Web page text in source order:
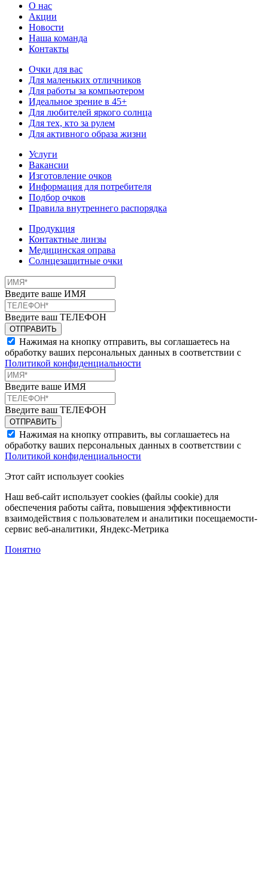
О нас
Акции
Новости
Наша команда
Контакты
Очки для вас
Для маленьких отличников
Для работы за компьютером
Идеальное зрение в 45+
Для любителей яркого солнца
Для тех, кто за рулем
Для активного образа жизни
Услуги
Вакансии
Изготовление очков
Информация для потребителя
Подбор очков
Правила внутреннего распорядка
Продукция
Контактные линзы
Медицинская оправа
Солнцезащитные очки
Введите ваше ИМЯ
Введите ваш ТЕЛЕФОН
Нажимая на кнопку отправить, вы соглашаетесь на
обработку ваших персональных данных в соответствии с
Политикой конфиденциальности
Введите ваше ИМЯ
Введите ваш ТЕЛЕФОН
Нажимая на кнопку отправить, вы соглашаетесь на
обработку ваших персональных данных в соответствии с
Политикой конфиденциальности
Этот сайт использует cookies
Наш веб-сайт использует cookies (файлы cookie) для
обеспечения работы сайта, повышения эффективности
взаимодействия с пользователем и аналитики посещаемости-
сервис веб-аналитики, Яндекс-Метрика
Понятно